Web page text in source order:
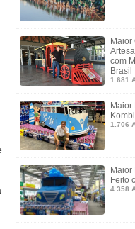
Maior
com
Brasil
1.681
Maior
1.706
Maior
Feito
4.358